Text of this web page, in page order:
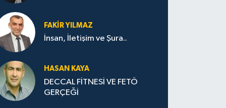
FAKIR YILMAZ
İnsan, İletişim ve Şura..
HASAN KAYA
DECCAL FİTNESİ VE FETÖ
GERÇEĞİ